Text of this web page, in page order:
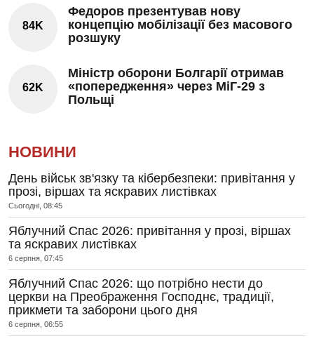
84K
Федоров презентував нову
концепцію мобілізації без масового
розшуку
62K
Міністр оборони Болгарії отримав
«попередження» через МіГ-29 з
Польщі
НОВИНИ
День військ зв'язку та кібербезпеки: привітання у
прозі, віршах та яскравих листівках
Сьогодні, 08:45
Яблучний Спас 2026: привітання у прозі, віршах
та яскравих листівках
6 серпня, 07:45
Яблучний Спас 2026: що потрібно нести до
церкви на Преображення Господнє, традиції,
прикмети та заборони цього дня
6 серпня, 06:55